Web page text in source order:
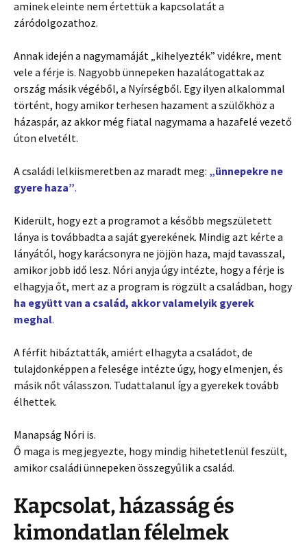
aminek eleinte nem értettük a kapcsolatát a
záródolgozathoz.
Annak idején a nagymamáját „kihelyezték” vidékre, ment
vele a férje is. Nagyobb ünnepeken hazalátogattak az
ország másik végéből, a Nyírségből. Egy ilyen alkalommal
történt, hogy amikor terhesen hazament a szülőkhöz a
házaspár, az akkor még fiatal nagymama a hazafelé vezető
úton elvetélt.
A családi lelkiismeretben az maradt meg: „ünnepekre ne
gyere haza”.
Kiderült, hogy ezt a programot a később megszületett
lánya is továbbadta a saját gyerekének. Mindig azt kérte a
lányától, hogy karácsonyra ne jöjjön haza, majd tavasszal,
amikor jobb idő lesz. Nóri anyja úgy intézte, hogy a férje is
elhagyja őt, mert az a program is rögzült a családban, hogy
ha együtt van a család, akkor valamelyik gyerek
meghal.
A férfit hibáztatták, amiért elhagyta a családot, de
tulajdonképpen a felesége intézte úgy, hogy elmenjen, és
másik nőt válasszon. Tudattalanul így a gyerekek tovább
élhettek.
Manapság Nóri is.
Ő maga is megjegyezte, hogy mindig hihetetlenül feszült,
amikor családi ünnepeken összegyűlik a család.
Kapcsolat, házasság és
kimondatlan félelmek